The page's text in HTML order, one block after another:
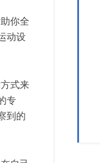
你全
动设
式来
专
到的